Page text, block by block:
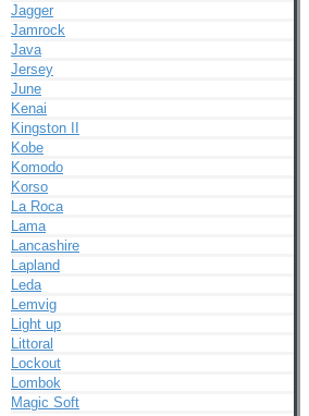
Jagger
Jamrock
Java
Jersey
June
Kenai
Kingston II
Kobe
Komodo
Korso
La Roca
Lama
Lancashire
Lapland
Leda
Lemvig
Light up
Littoral
Lockout
Lombok
Magic Soft